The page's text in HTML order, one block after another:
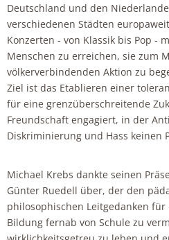
Deutschland und den
verschiedenen Städten
Konzerten - von Klassik bis Pop -
Menschen zu erreichen, sie zum
völkerverbindenden Aktion zu
Ziel ist das Etablieren einer
für eine grenzüberschreitende
Freundschaft engagiert, in der
Diskriminierung und Hass keinen
Michael Krebs dankte seinen
Günter Ruedell über, der den
philosophischen Leitgedanken
Bildung fernab von Schule zu